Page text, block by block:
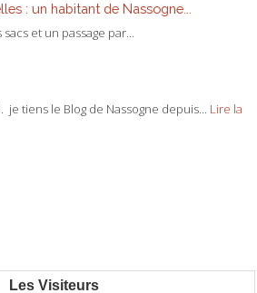
: un habitant de Nassogne...
et un passage par...
je tiens le Blog de Nassogne depuis... Lire la